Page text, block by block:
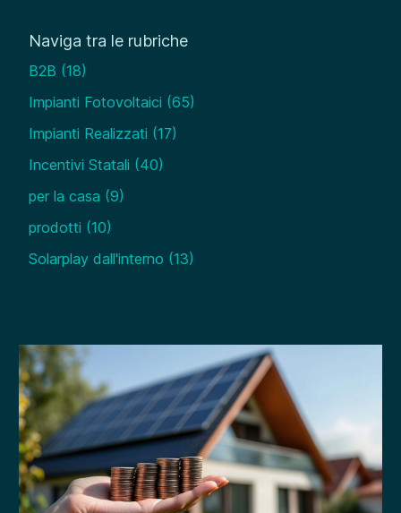
Naviga tra le rubriche
B2B (18)
Impianti Fotovoltaici (65)
Impianti Realizzati (17)
Incentivi Statali (40)
per la casa (9)
prodotti (10)
Solarplay dall'interno (13)